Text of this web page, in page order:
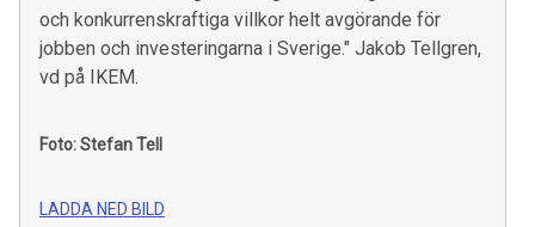
och konkurrenskraftiga villkor helt avgörande för
jobben och investeringarna i Sverige." Jakob Tellgren,
vd på IKEM.
Foto: Stefan Tell
LADDA NED BILD